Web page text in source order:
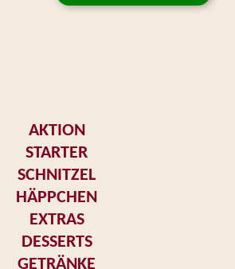
AKTION
STARTER
SCHNITZEL
HÄPPCHEN
EXTRAS
DESSERTS
GETRÄNKE